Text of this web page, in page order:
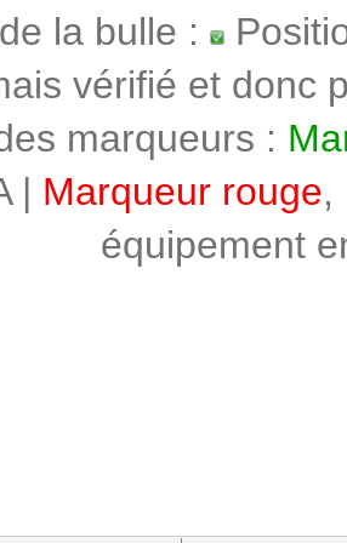
la bulle :
vérifié et donc
marqueurs :
| Marqueur rouge,
équipement